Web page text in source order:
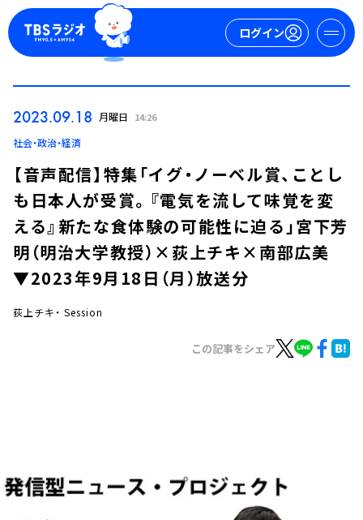
ログイン
週間番組表
2023.09.18 月曜日 14:26
社会・政治・経済
【音声配信】特集「イグ・ノーベル賞、ことし
も日本人が受賞。『電気を流して味覚を変
える』新たな食体験の可能性に迫る」宮下芳
明（明治大学教授）×荻上チキ×南部広美
▼2023年9月18日（月）放送分
荻上チキ・ Session
この記事をシェア